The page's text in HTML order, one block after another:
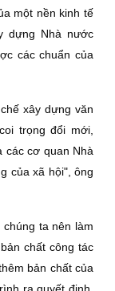
một nền kinh tế
dựng Nhà nước
các chuẩn của
xây dựng văn
trọng đổi mới,
các cơ quan Nhà
của xã hội", ông
ta nên làm
chất công tác
bản chất của